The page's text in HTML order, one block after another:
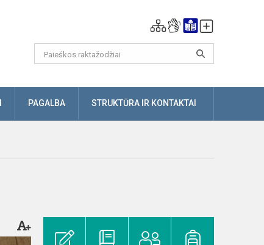
PAGALBA STRUKTŪRA IR KONTAKTAI